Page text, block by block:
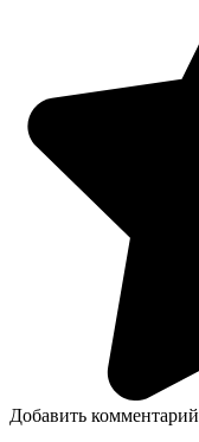
Добавить комментарий